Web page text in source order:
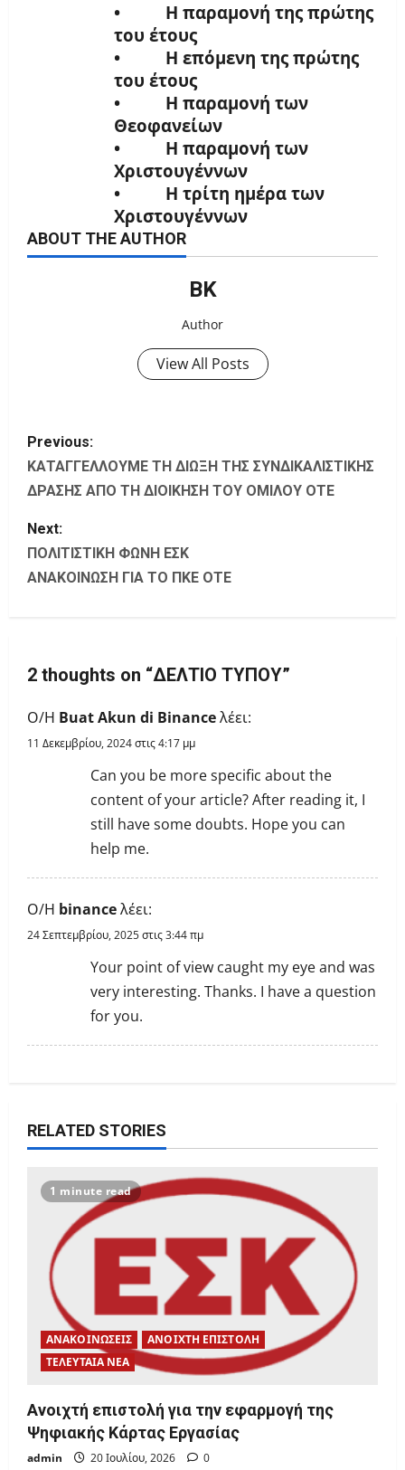
• Η παραμονή της πρώτης
του έτους
• Η επόμενη της πρώτης
του έτους
• Η παραμονή των
Θεοφανείων
• Η παραμονή των
Χριστουγέννων
• Η τρίτη ημέρα των
Χριστουγέννων
ABOUT THE AUTHOR
ΒΚ
Author
View All Posts
P
o
t
n
v
g
n
Previous:
ΚΑΤΑΓΓΕΛΛΟΥΜΕ ΤΗ ΔΙΩΞΗ ΤΗΣ ΣΥΝΔΙΚΑΛΙΣΤΙΚΗΣ
ΔΡΑΣΗΣ ΑΠΟ ΤΗ ΔΙΟΙΚΗΣΗ ΤΟΥ ΟΜΙΛΟΥ ΟΤΕ
Next:
ΠΟΛΙΤΙΣΤΙΚΗ ΦΩΝΗ ΕΣΚ
ΑΝΑΚΟΙΝΩΣΗ ΓΙΑ ΤΟ ΠΚΕ ΟΤΕ
2 thoughts on “ΔΕΛΤΙΟ ΤΥΠΟΥ”
Ο/Η Buat Akun di Binanceλέει:
11 Δεκεμβρίου, 2024 στις 4:17 μμ
Can you be more specific about the
content of your article? After reading it, I
still have some doubts. Hope you can
help me.
Ο/Η binanceλέει:
24 Σεπτεμβρίου, 2025 στις 3:44 πμ
Your point of view caught my eye and was
very interesting. Thanks. I have a question
for you.
RELATED STORIES
1 minute read
ΑΝΑΚΟΙΝΩΣΕΙΣ
ΑΝΟΙΧΤΗ ΕΠΙΣΤΟΛΗ
ΤΕΛΕΥΤΑΙΑ ΝΕΑ
Ανοιχτή επιστολή για την εφαρμογή της
Ψηφιακής Κάρτας Εργασίας
admin 20 Ιουλίου, 2026 0